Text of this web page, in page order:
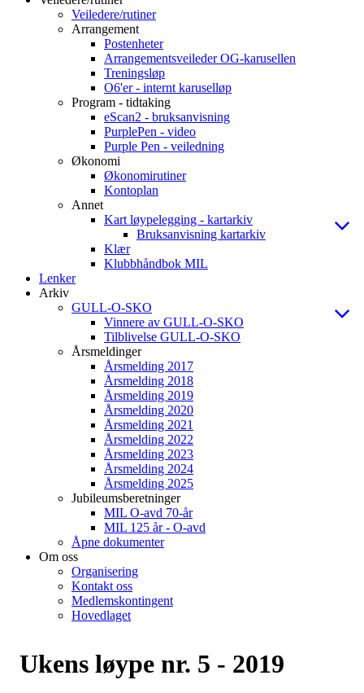
Veiledere/rutiner
Arrangement
Postenheter
Arrangementsveileder OG-karusellen
Treningsløp
O6'er - internt karuselløp
Program - tidtaking
eScan2 - bruksanvisning
PurplePen - video
Purple Pen - veiledning
Økonomi
Økonomirutiner
Kontoplan
Annet
Kart løypelegging - kartarkiv
Bruksanvisning kartarkiv
Klær
Klubbhåndbok MIL
Lenker
Arkiv
GULL-O-SKO
Vinnere av GULL-O-SKO
Tilblivelse GULL-O-SKO
Årsmeldinger
Årsmelding 2017
Årsmelding 2018
Årsmelding 2019
Årsmelding 2020
Årsmelding 2021
Årsmelding 2022
Årsmelding 2023
Årsmelding 2024
Årsmelding 2025
Jubileumsberetninger
MIL O-avd 70-år
MIL 125 år - O-avd
Åpne dokumenter
Om oss
Organisering
Kontakt oss
Medlemskontingent
Hovedlaget
Ukens løype nr. 5 - 2019